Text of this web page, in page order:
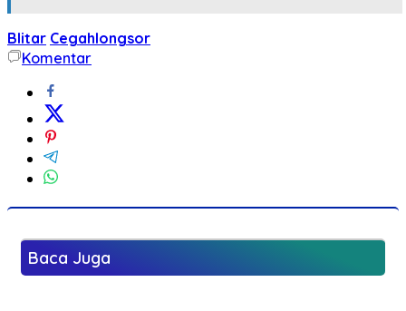
Blitar Cegahlongsor
Komentar
Baca Juga